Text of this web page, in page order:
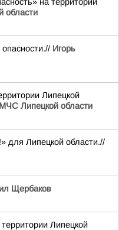
области
Игорь
Липецкой
МЧС Липецкой области
Липецкой области.//
Щербаков
Липецкой